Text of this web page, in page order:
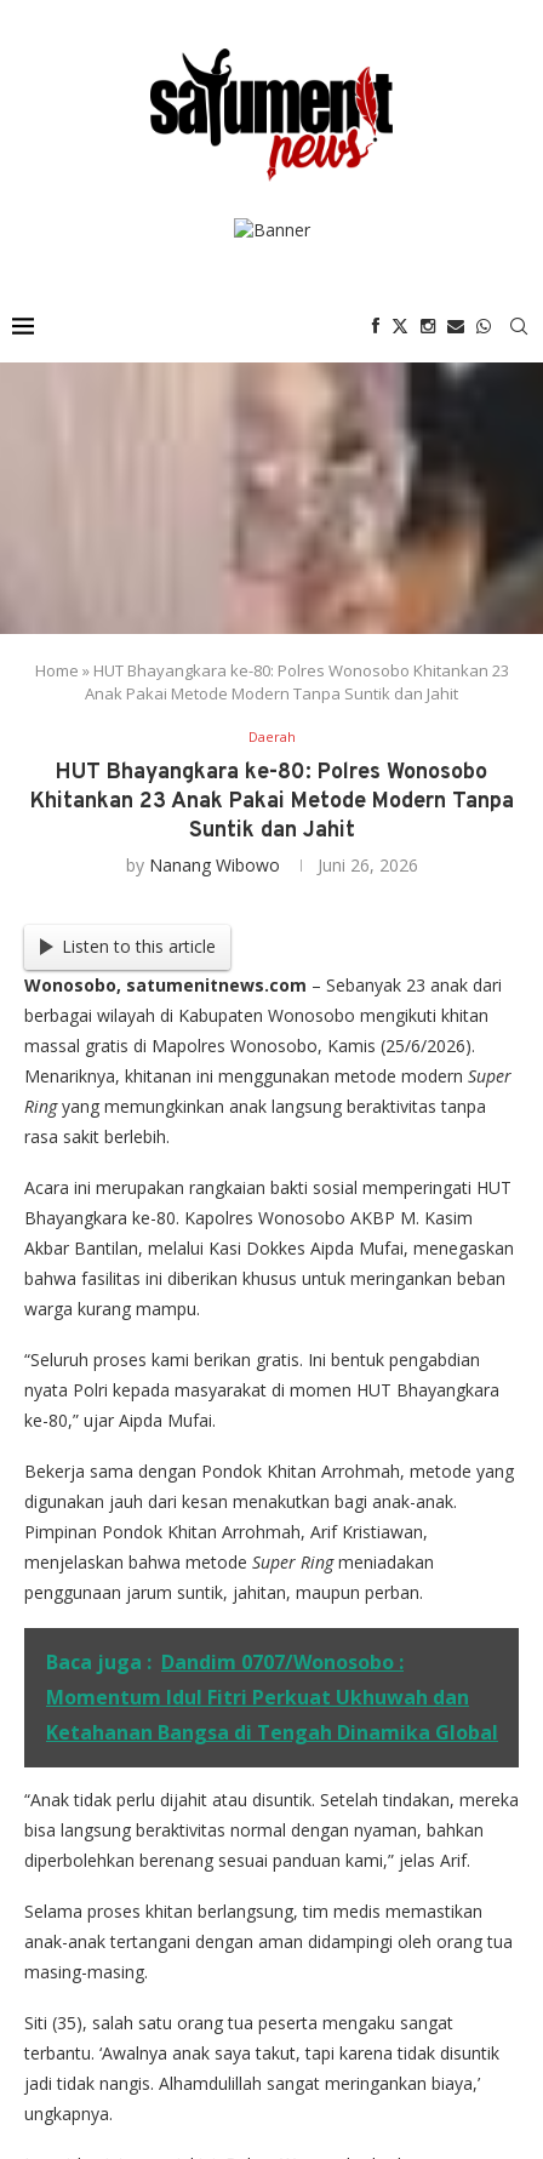
Home » HUT Bhayangkara ke-80: Polres Wonosobo Khitankan 23
Anak Pakai Metode Modern Tanpa Suntik dan Jahit
Daerah
HUT Bhayangkara ke-80: Polres Wonosobo
Khitankan 23 Anak Pakai Metode Modern Tanpa
Suntik dan Jahit
by Nanang Wibowo Juni 26, 2026
Listen to this article
Wonosobo, satumenitnews.com – Sebanyak 23 anak dari
berbagai wilayah di Kabupaten Wonosobo mengikuti khitan
massal gratis di Mapolres Wonosobo, Kamis (25/6/2026).
Menariknya, khitanan ini menggunakan metode modern Super
Ringyang memungkinkan anak langsung beraktivitas tanpa
rasa sakit berlebih.
Acara ini merupakan rangkaian bakti sosial memperingati HUT
Bhayangkara ke-80. Kapolres Wonosobo AKBP M. Kasim
Akbar Bantilan, melalui Kasi Dokkes Aipda Mufai, menegaskan
bahwa fasilitas ini diberikan khusus untuk meringankan beban
warga kurang mampu.
“Seluruh proses kami berikan gratis. Ini bentuk pengabdian
nyata Polri kepada masyarakat di momen HUT Bhayangkara
ke-80,” ujar Aipda Mufai.
Bekerja sama dengan Pondok Khitan Arrohmah, metode yang
digunakan jauh dari kesan menakutkan bagi anak-anak.
Pimpinan Pondok Khitan Arrohmah, Arif Kristiawan,
menjelaskan bahwa metode Super Ringmeniadakan
penggunaan jarum suntik, jahitan, maupun perban.
Baca juga : Dandim 0707/Wonosobo :
Momentum Idul Fitri Perkuat Ukhuwah dan
Ketahanan Bangsa di Tengah Dinamika Global
“Anak tidak perlu dijahit atau disuntik. Setelah tindakan, mereka
bisa langsung beraktivitas normal dengan nyaman, bahkan
diperbolehkan berenang sesuai panduan kami,” jelas Arif.
Selama proses khitan berlangsung, tim medis memastikan
anak-anak tertangani dengan aman didampingi oleh orang tua
masing-masing.
Siti (35), salah satu orang tua peserta mengaku sangat
terbantu. ‘Awalnya anak saya takut, tapi karena tidak disuntik
jadi tidak nangis. Alhamdulillah sangat meringankan biaya,’
ungkapnya.